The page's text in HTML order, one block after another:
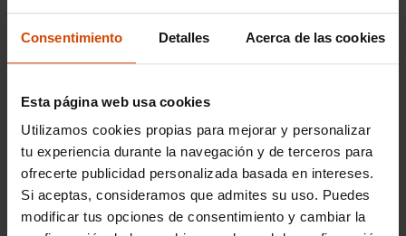
Consentimiento Detalles Acerca de las cookies
Esta página web usa cookies
Utilizamos cookies propias para mejorar y personalizar
tu experiencia durante la navegación y de terceros para
ofrecerte publicidad personalizada basada en intereses.
Si aceptas, consideramos que admites su uso. Puedes
modificar tus opciones de consentimiento y cambiar la